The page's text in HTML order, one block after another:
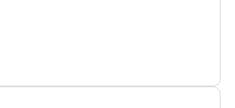
полезного) —
daria_beatle